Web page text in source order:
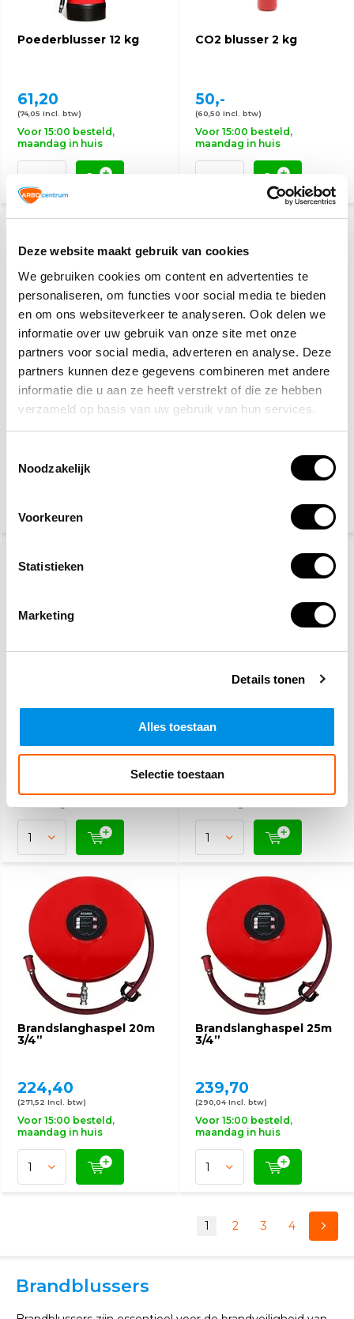
Deze website maakt gebruik van cookies
We gebruiken cookies om content en advertenties te
personaliseren, om functies voor social media te bieden
en om ons websiteverkeer te analyseren. Ook delen we
informatie over uw gebruik van onze site met onze
partners voor social media, adverteren en analyse. Deze
partners kunnen deze gegevens combineren met andere
informatie die u aan ze heeft verstrekt of die ze hebben
verzameld op basis van uw gebruik van hun services.
Noodzakelijk
Voorkeuren
Statistieken
Marketing
Details tonen
Alles toestaan
Selectie toestaan
Poederblusser 12 kg
61,20
(74,05 Incl. btw)
Voor 15:00 besteld,
maandag in huis
CO2 blusser 2 kg
50,-
(60,50 Incl. btw)
Voor 15:00 besteld,
maandag in huis
CO2 blusser 5 kg
79,9576,50
Voor 15:00 besteld,
maandag in huis
Sprayblusser 0,75 Liter
15,30
Voor 15:00 besteld,
0,75L
183,60149,95
Voor 15:00 besteld,
23,50
(28,44 Incl. btw)
Voor 15:00 besteld,
Brandslanghaspel 20m
3/4”
224,40
(271,52 Incl. btw)
Voor 15:00 besteld,
maandag in huis
Brandslanghaspel 25m
3/4”
239,70
(290,04 Incl. btw)
Voor 15:00 besteld,
maandag in huis
1 2 3 4
Brandblussers